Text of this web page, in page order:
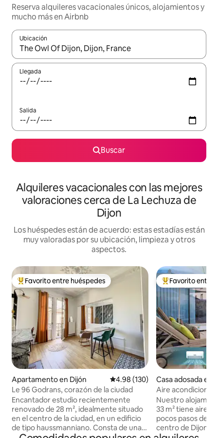
Reserva alquileres vacacionales únicos, alojamientos y
mucho más en Airbnb
Ubicación
Cuando los resultados estén disponibles, navega con las
Llegada
Salida
Buscar
Alquileres vacacionales con las mejores
valoraciones cerca de La Lechuza de
Dijon
Los huéspedes están de acuerdo: estas estadías están
muy valoradas por su ubicación, limpieza y otros
aspectos.
Favorito entre huéspedes preferido
Favorito entre huéspedes
Apartamento en Dijón Calificación promedio: 4.98 de
4.98 (130)
Le 96 Godrans, corazón de la ciudad
Encantador estudio recientemente
renovado de 28 m², idealmente situado
en el centro de la ciudad, en un edificio
de tipo haussmanniano. Consta de una
Favorito entre
Favorito entre
Casa adosada en
Aire
secadora,
Nuestro
33 m² tiene aire
pocos pasos del
centro de Dijon.